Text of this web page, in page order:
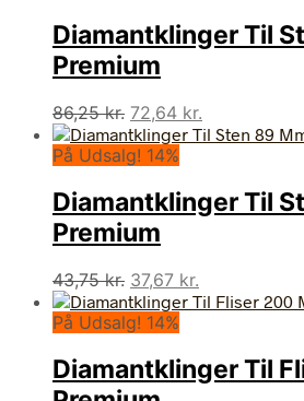
Diamantklinger Til
Premium
86,25kr. Den
oprindelige
pris
86,25 kr..
72,64 kr.
aktuelle
72,64 kr..
På Udsalg! 14%
Diamantklinger Til
Premium
43,75kr. Den
oprindelige
pris
43,75 kr..
37,67 kr.
aktuelle
37,67 kr..
På Udsalg! 14%
Diamantklinger Til